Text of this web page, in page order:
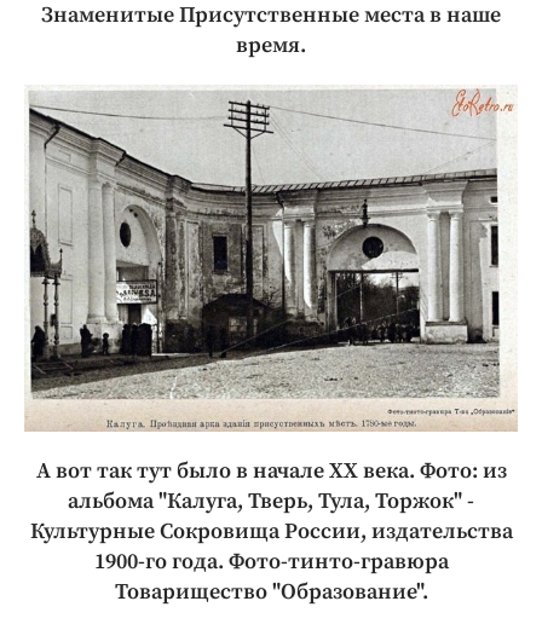
Знаменитые Присутственные места в наше
время.
А вот так тут было в начале XX века. Фото: из
альбома "Калуга, Тверь, Тула, Торжок" -
Культурные Сокровища России, издательства
1900-го года. Фото-тинто-гравюра
Товарищество "Образование".